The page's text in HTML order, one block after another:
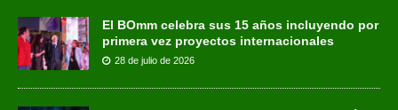
El BOmm celebra sus 15 años incluyendo por
primera vez proyectos internacionales
28 de julio de 2026